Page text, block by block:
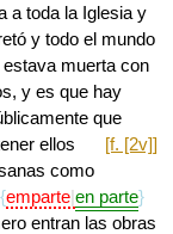
a toda la Iglesia y
y todo el mundo
muerta con
y es que hay
que
[f. [2v]]
ellos
como
emparte en parte
entran las obras